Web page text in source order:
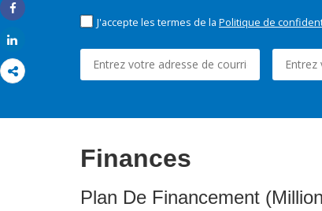
Share
J'accepte les termes de la Politique de
Finances
Plan De Financement